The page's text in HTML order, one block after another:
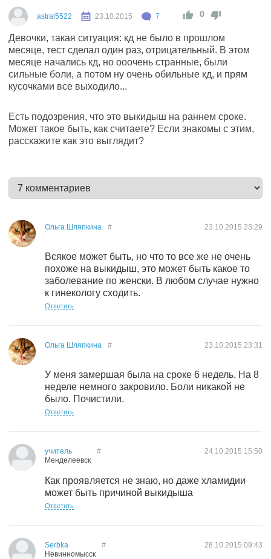
astral5522 23.10.2015 7 0
Девочки, такая ситуация: кд не было в прошлом
месяце, тест сделал один раз, отрицательный. В этом
месяце начались кд, но ооочень странные, были
сильные боли, а потом ну очень обильные кд, и прям
кусочками все выходило...
Есть подозрения, что это выкидыш на раннем сроке.
Может такое быть, как считаете? Если знакомы с этим,
расскажите как это выглядит?
Ольга Шляпкина 23.10.2015 23:29
#
Всякое может быть, но что то все же не очень
похоже на выкидыш, это может быть какое то
заболевание по женски. В любом случае нужно
к гинекологу сходить.
Ответить
Ольга Шляпкина 23.10.2015 23:31
#
У меня замершая была на сроке 6 недель. На 8
неделе немного закровило. Боли никакой не
было. Почистили.
Ответить
учитель
Менделеевск
24.10.2015 15:50
#
Как проявляется не знаю, но даже хламидии
может быть причиной выкидыша
Ответить
Serbka
Невинномысск
28.10.2015 09:43
#